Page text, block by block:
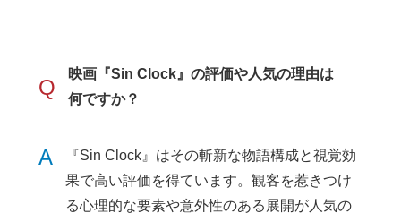
Q
映画『Sin Clock』の評価や人気の理由は
何ですか？
A
『Sin Clock』はその斬新な物語構成と視覚効
果で高い評価を得ています。観客を惹きつけ
る心理的な要素や意外性のある展開が人気の